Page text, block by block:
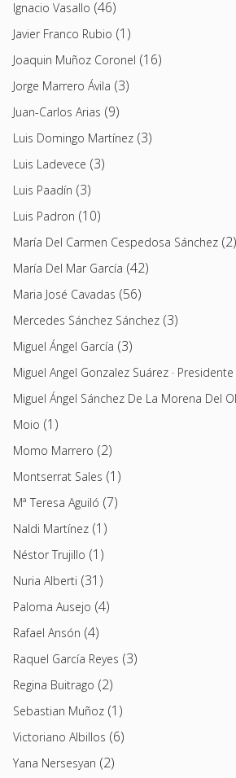
Ignacio Vasallo (46)
Javier Franco Rubio (1)
Joaquin Muñoz Coronel (16)
Jorge Marrero Ávila (3)
Juan-Carlos Arias (9)
Luis Domingo Martínez (3)
Luis Ladevece (3)
Luis Paadín (3)
Luis Padron (10)
María Del Carmen Cespedosa Sánchez (2)
María Del Mar García (42)
Maria José Cavadas (56)
Mercedes Sánchez Sánchez (3)
Miguel Ángel García (3)
Miguel Angel Gonzalez Suárez · Presidente
Miguel Ángel Sánchez De La Morena Del
Moio (1)
Momo Marrero (2)
Montserrat Sales (1)
Mª Teresa Aguiló (7)
Naldi Martínez (1)
Néstor Trujillo (1)
Nuria Alberti (31)
Paloma Ausejo (4)
Rafael Ansón (4)
Raquel García Reyes (3)
Regina Buitrago (2)
Sebastian Muñoz (1)
Victoriano Albillos (6)
Yana Nersesyan (2)